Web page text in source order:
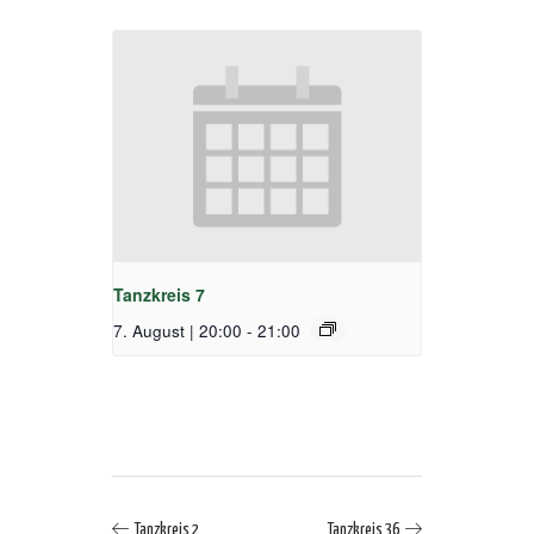
Tanzkreis 7
7. August | 20:00 - 21:00
Tanzkreis 2 Tanzkreis 36